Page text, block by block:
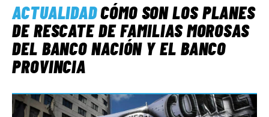
ACTUALIDADCÓMO SON LOS PLANES
DE RESCATE DE FAMILIAS MOROSAS
DEL BANCO NACIÓN Y EL BANCO
PROVINCIA